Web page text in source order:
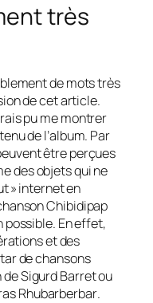
très
de mots très
de cet article.
pu me montrer
de l’album. Par
être perçues
des objets qui ne
» internet en
Chibidipap
possible. En effet,
et des
de chansons
de Sigurd Barret ou
Rhubarberbar.